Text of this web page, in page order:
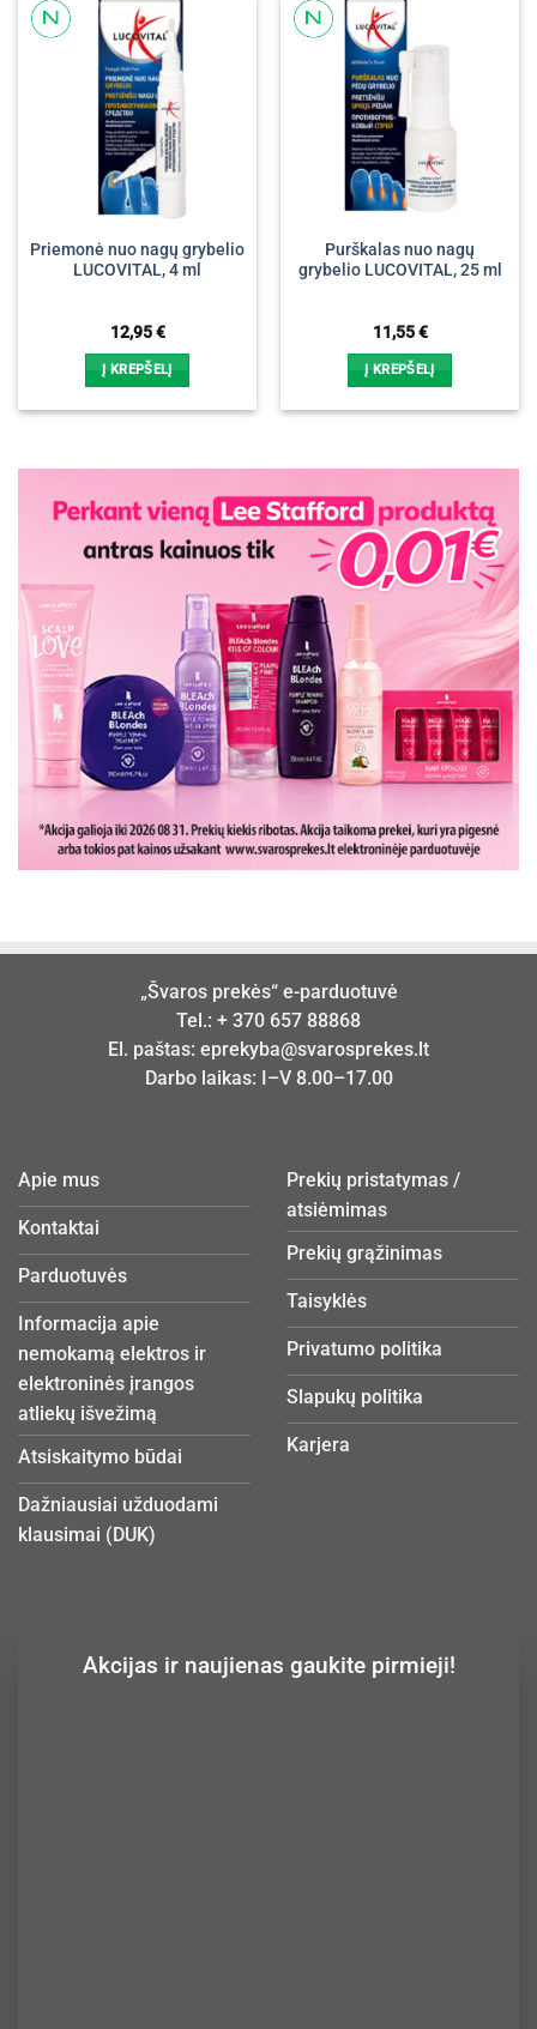
Priemonė nuo nagų grybelio
LUCOVITAL, 4 ml
12,95€
Į KREPŠELĮ
Purškalas nuo nagų
grybelio LUCOVITAL, 25 ml
11,55€
Į KREPŠELĮ
„Švaros prekės“ e-parduotuvė
Tel.: + 370 657 88868
El. paštas: eprekyba@svarosprekes.lt
Darbo laikas: I–V 8.00–17.00
Apie mus
Kontaktai
Parduotuvės
Informacija apie
nemokamą elektros ir
elektroninės įrangos
atliekų išvežimą
Atsiskaitymo būdai
Dažniausiai užduodami
klausimai (DUK)
Prekių pristatymas /
atsiėmimas
Prekių grąžinimas
Taisyklės
Privatumo politika
Slapukų politika
Karjera
Akcijas ir naujienas gaukite pirmieji!